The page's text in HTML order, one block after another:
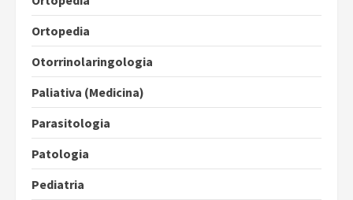
Ortopedia
Otorrinolaringologia
Paliativa (Medicina)
Parasitologia
Patologia
Pediatria